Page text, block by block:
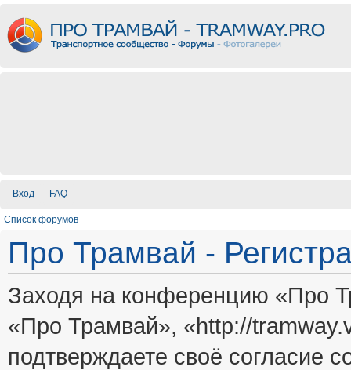
Вход FAQ
Список форумов
Про Трамвай -
Заходя на конференцию «Про
«Про Трамвай», «http://
подтверждаете своё